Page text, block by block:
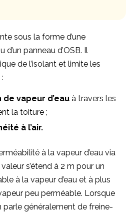
sous la forme d’une
d’un panneau d’OSB. Il
de l’isolant et limite les
vapeur d’eau à travers les
la toiture ;
à l’air.
à la vapeur d’eau via
s’étend à 2 m pour un
à la vapeur d’eau et à plus
peu perméable. Lorsque
parle généralement de freine-